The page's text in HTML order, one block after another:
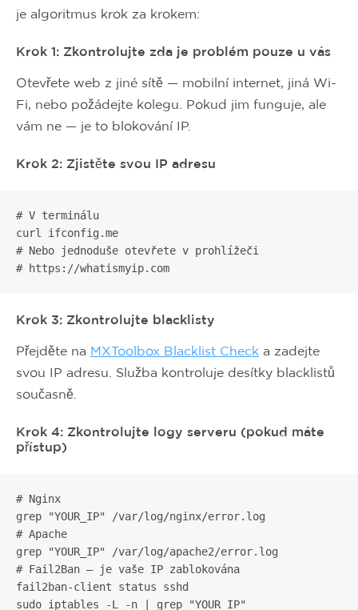
je algoritmus krok za krokem:
Krok 1: Zkontrolujte zda je problém pouze u vás
Otevřete web z jiné sítě — mobilní internet, jiná Wi-
Fi, nebo požádejte kolegu. Pokud jim funguje, ale
vám ne — je to blokování IP.
Krok 2: Zjistěte svou IP adresu
# V terminálu
curl ifconfig.me
# Nebo jednoduše otevřete v prohlížeči
# https://whatismyip.com
Krok 3: Zkontrolujte blacklisty
Přejděte na MXToolbox Blacklist Check a zadejte
svou IP adresu. Služba kontroluje desítky blacklistů
současně.
Krok 4: Zkontrolujte logy serveru (pokud máte
přístup)
# Nginx
grep "YOUR_IP" /var/log/nginx/error.log
# Apache
grep "YOUR_IP" /var/log/apache2/error.log
# Fail2Ban — je vaše IP zablokována
fail2ban-client status sshd
sudo iptables -L -n | grep "YOUR_IP"